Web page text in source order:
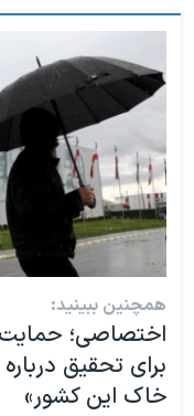
همچنین ببینید:
اختصاصی؛ حمایت
برای تحقیق
خاک این کشور»